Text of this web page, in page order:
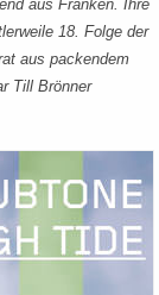
aus Franken. Ihre
18. Folge der
aus packendem
Till Brönner